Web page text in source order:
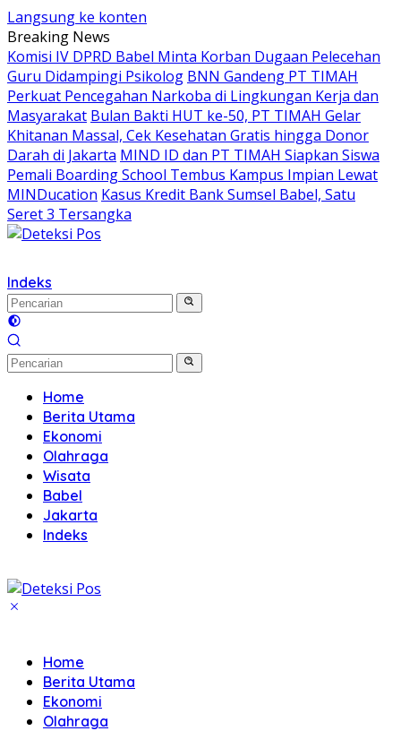
Langsung ke konten
Breaking News
Komisi IV DPRD Babel Minta Korban Dugaan Pelecehan
Guru Didampingi Psikolog BNN Gandeng PT TIMAH
Perkuat Pencegahan Narkoba di Lingkungan Kerja dan
Masyarakat Bulan Bakti HUT ke-50, PT TIMAH Gelar
Khitanan Massal, Cek Kesehatan Gratis hingga Donor
Darah di Jakarta MIND ID dan PT TIMAH Siapkan Siswa
Pemali Boarding School Tembus Kampus Impian Lewat
MINDucation Kasus Kredit Bank Sumsel Babel, Satu
Seret 3 Tersangka
Indeks
Home
Berita Utama
Ekonomi
Olahraga
Wisata
Babel
Jakarta
Indeks
Home
Berita Utama
Ekonomi
Olahraga